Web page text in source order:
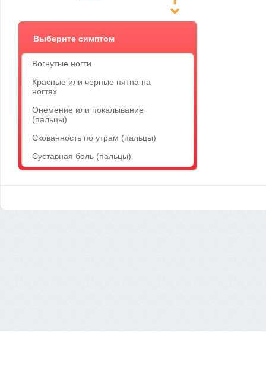
Выберите симптом
Вогнутые ногти
Красные или черные пятна на
ногтях
Онемение или покалывание
(пальцы)
Скованность по утрам (пальцы)
Суставная боль (пальцы)